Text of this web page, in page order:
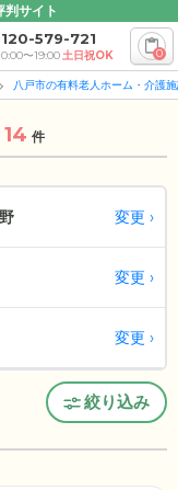
判サイト
579-721
〜19:00土日祝OK 0
八戸市の有料老人ホーム・介護
14 件
変更
変更
変更
絞り込み